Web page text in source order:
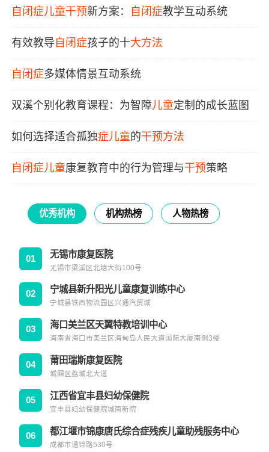
自闭症儿童干预新方案： 自闭症教学互动系统
有效教导 自闭症孩子的十大方法
自闭症多媒体情景互动系统
双溪个别化教育课程：为智障儿童定制的成长蓝图
如何选择适合孤独症儿童的干预方法
自闭症儿童康复教育中的行为管理与干预策略
优秀机构 机构热榜 人物热榜
01 无锡市康复医院
无锡市梁溪区北塘大街100号
02 宁城县新升阳光儿童康复训练中心
宁城县铁西物流园区兴通汽贸城
03 海口美兰区天翼特教培训中心
海南省海口市美兰区海甸岛人民大道国际大厦南侧3楼
04 莆田瑞斯康复医院
城厢区荔城北大道
05 江西省宜丰县妇幼保健院
宜丰县妇幼保健院城南新院
06 都江堰市锦康唐氏综合症残疾儿童助残服务中心
成都市通锦路530号